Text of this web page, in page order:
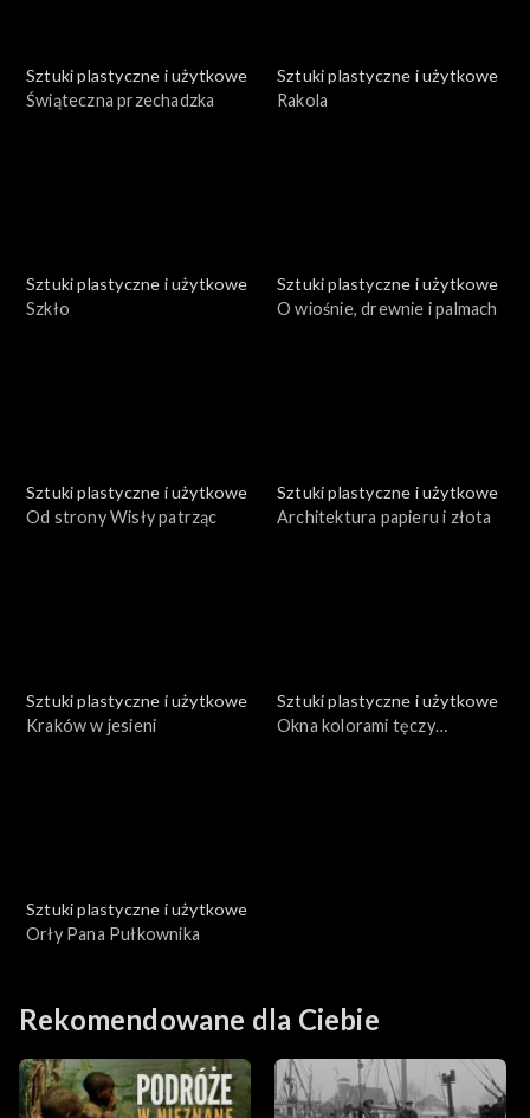
Sztuki plastyczne i użytkowe
Świąteczna przechadzka
Sztuki plastyczne i użytkowe
Rakola
Sztuki plastyczne i użytkowe
Szkło
Sztuki plastyczne i użytkowe
O wiośnie, drewnie i palmach
Sztuki plastyczne i użytkowe
Od strony Wisły patrząc
Sztuki plastyczne i użytkowe
Architektura papieru i złota
Sztuki plastyczne i użytkowe
Kraków w jesieni
Sztuki plastyczne i użytkowe
Okna kolorami tęczy
Sztuki plastyczne i użytkowe
Orły Pana Pułkownika
Rekomendowane dla Ciebie